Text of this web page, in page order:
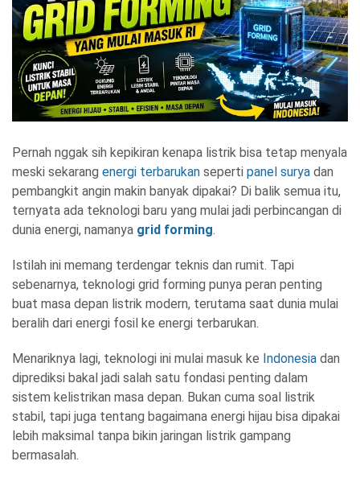
Pernah nggak sih kepikiran kenapa listrik bisa tetap menyala
meski sekarang energi terbarukan seperti panel surya dan
pembangkit angin makin banyak dipakai? Di balik semua itu,
ternyata ada teknologi baru yang mulai jadi perbincangan di
dunia energi, namanya grid forming.
Istilah ini memang terdengar teknis dan rumit. Tapi
sebenarnya, teknologi grid forming punya peran penting
buat masa depan listrik modern, terutama saat dunia mulai
beralih dari energi fosil ke energi terbarukan.
Menariknya lagi, teknologi ini mulai masuk ke Indonesia dan
diprediksi bakal jadi salah satu fondasi penting dalam
sistem kelistrikan masa depan. Bukan cuma soal listrik
stabil, tapi juga tentang bagaimana energi hijau bisa dipakai
lebih maksimal tanpa bikin jaringan listrik gampang
bermasalah.